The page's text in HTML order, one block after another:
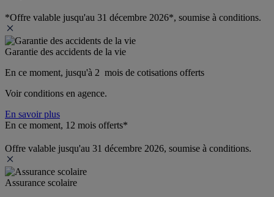
*Offre valable jusqu'au 31 décembre 2026*, soumise à conditions.
Garantie des accidents de la vie
En ce moment, jusqu'à 2  mois de cotisations offerts
Voir conditions en agence.
En savoir plus
En ce moment, 12 mois offerts*
Offre valable jusqu'au 31 décembre 2026, soumise à conditions.
Assurance scolaire